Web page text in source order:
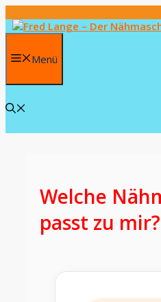
Inhalt
Menü
Welche
passt zu mir?